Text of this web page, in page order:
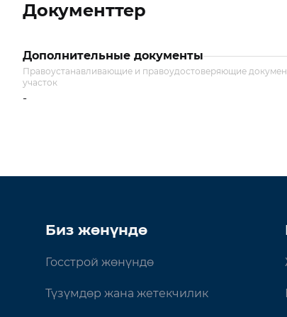
Документтер
Дополнительные документы
Правоустанавливающие и правоудостоверяющие
участок
-
Биз жөнүндө
Госстрой жөнүндө
Түзүмдөр жана жетекчилик